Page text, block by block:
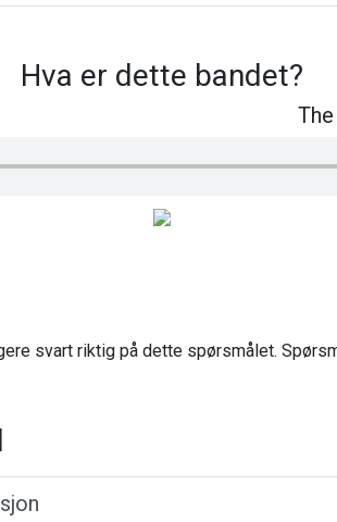
Hva er dette bandet?
svart riktig på dette spørsmålet.